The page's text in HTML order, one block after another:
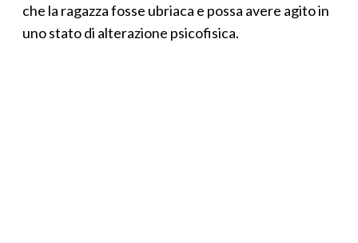
che la ragazza fosse ubriaca e possa avere agito in
uno stato di alterazione psicofisica.